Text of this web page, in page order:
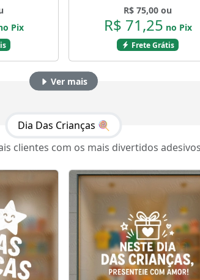
Pix
R$ 75,00 ou
R$ 71,25 no Pix
Frete Grátis
Ver mais
Dia Das Crianças 🍭
clientes com os mais divertidos